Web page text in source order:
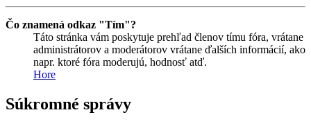
Čo znamená odkaz "Tím"?
Táto stránka vám poskytuje prehľad členov tímu fóra, vrátane
administrátorov a moderátorov vrátane ďalších informácií, ako
napr. ktoré fóra moderujú, hodnosť atď.
Hore
Súkromné správy